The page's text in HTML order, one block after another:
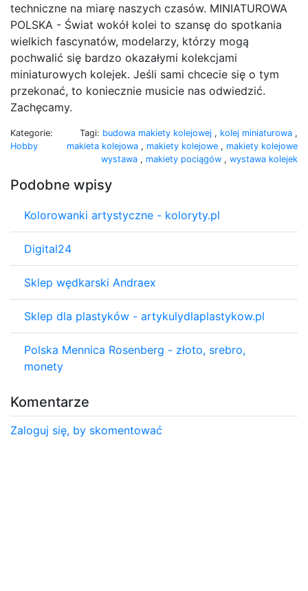
techniczne na miarę naszych czasów. MINIATUROWA
POLSKA - Świat wokół kolei to szansę do spotkania
wielkich fascynatów, modelarzy, którzy mogą
pochwalić się bardzo okazałymi kolekcjami
miniaturowych kolejek. Jeśli sami chcecie się o tym
przekonać, to koniecznie musicie nas odwiedzić.
Zachęcamy.
Kategorie:
Hobby
Tagi: budowa makiety kolejowej , kolej miniaturowa ,
makieta kolejowa , makiety kolejowe , makiety kolejowe
wystawa , makiety pociągów , wystawa kolejek
Podobne wpisy
Kolorowanki artystyczne - koloryty.pl
Digital24
Sklep wędkarski Andraex
Sklep dla plastyków - artykulydlaplastykow.pl
Polska Mennica Rosenberg - złoto, srebro,
monety
Komentarze
Zaloguj się, by skomentować